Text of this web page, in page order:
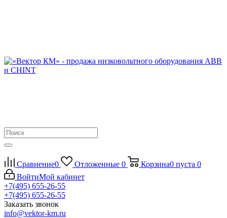
Сравнение0 Отложенные 0 Корзина0 пуста 0
ВойтиМой кабинет
+7(495) 655-26-55
+7(495) 655-26-55
Заказать звонок
info@vektor-km.ru